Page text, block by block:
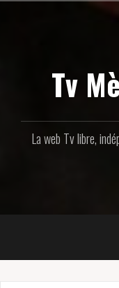
Tv
La web Tv libre,